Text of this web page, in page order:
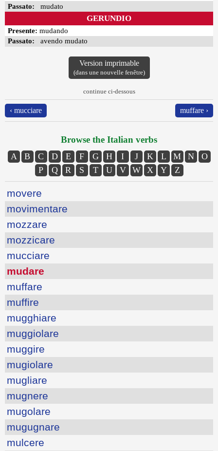
Passato: mudato
GERUNDIO
Presente: mudando
Passato: avendo mudato
Version imprimable
(dans une nouvelle fenêtre)
continue ci-dessous
‹ mucciare muffare ›
Browse the Italian verbs
A B C D E F G H I J K L M N
O
P
Q R S T U V W X Y Z
movere
movimentare
mozzare
mozzicare
mucciare
mudare
muffare
muffire
mugghiare
muggiolare
muggire
mugiolare
mugliare
mugnere
mugolare
mugugnare
mulcere